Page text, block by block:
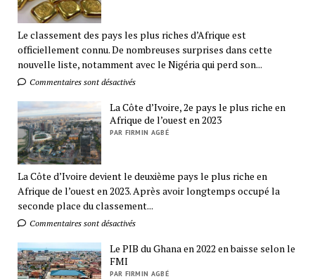
Le classement des pays les plus riches d’Afrique est
officiellement connu. De nombreuses surprises dans cette
nouvelle liste, notamment avec le Nigéria qui perd son...
Commentaires sont désactivés
La Côte d’Ivoire, 2e pays le plus riche en
Afrique de l’ouest en 2023
PAR FIRMIN AGBÉ
La Côte d’Ivoire devient le deuxième pays le plus riche en
Afrique de l’ouest en 2023. Après avoir longtemps occupé la
seconde place du classement...
Commentaires sont désactivés
Le PIB du Ghana en 2022 en baisse selon le
FMI
PAR FIRMIN AGBÉ